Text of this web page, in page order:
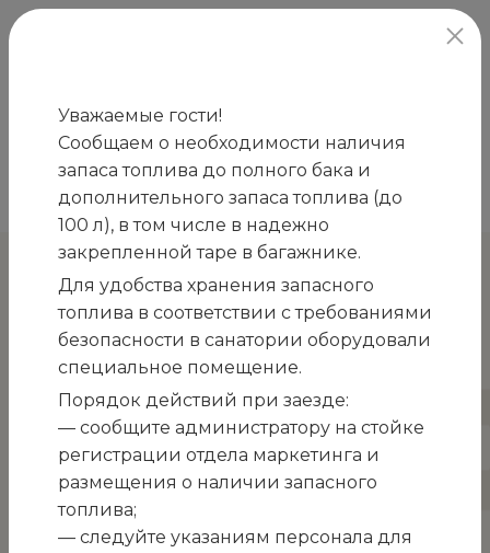
Главная / Новости /
Посадка розмарина в Год
благоустройства !
Посадка розмарина в Год
благоустройства !
Уважаемые гости!
Сообщаем о необходимости наличия
запаса топлива до полного бака и
дополнительного запаса топлива (до
100 л), в том числе в надежно
закрепленной таре в багажнике.
Для удобства хранения запасного
топлива в соответствии с требованиями
безопасности в санатории оборудовали
специальное помещение.
Порядок действий при заезде:
— сообщите администратору на стойке
регистрации отдела маркетинга и
размещения о наличии запасного
топлива;
— следуйте указаниям персонала для